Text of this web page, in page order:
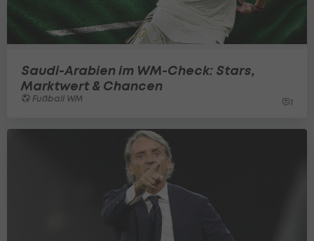
Saudi-Arabien im WM-Check: Stars,
Marktwert & Chancen
Fußball WM 1